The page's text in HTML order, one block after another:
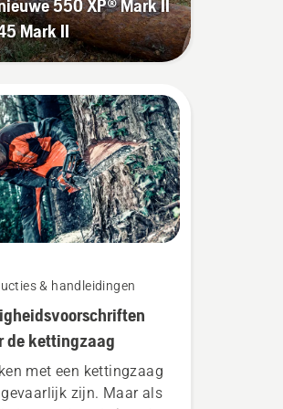
550 XP® Mark II
Mark II
& handleidingen
de kettingzaag
met een kettingzaag
zijn. Maar als